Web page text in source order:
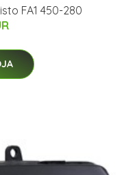
FA1 450-280